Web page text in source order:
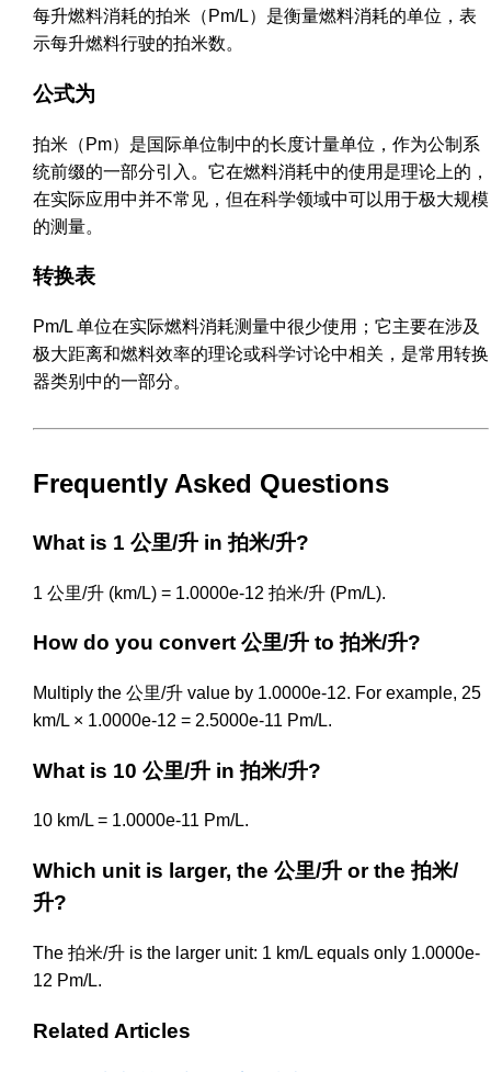
每升燃料消耗的拍米（Pm/L）是衡量燃料消耗的单位，表
示每升燃料行驶的拍米数。
公式为
拍米（Pm）是国际单位制中的长度计量单位，作为公制系
统前缀的一部分引入。它在燃料消耗中的使用是理论上的，
在实际应用中并不常见，但在科学领域中可以用于极大规模
的测量。
转换表
Pm/L 单位在实际燃料消耗测量中很少使用；它主要在涉及
极大距离和燃料效率的理论或科学讨论中相关，是常用转换
器类别中的一部分。
Frequently Asked Questions
What is 1 公里/升 in 拍米/升?
1 公里/升 (km/L) = 1.0000e-12 拍米/升 (Pm/L).
How do you convert 公里/升 to 拍米/升?
Multiply the 公里/升 value by 1.0000e-12. For example, 25
km/L × 1.0000e-12 = 2.5000e-11 Pm/L.
What is 10 公里/升 in 拍米/升?
10 km/L = 1.0000e-11 Pm/L.
Which unit is larger, the 公里/升 or the 拍米/
升?
The 拍米/升 is the larger unit: 1 km/L equals only 1.0000e-
12 Pm/L.
Related Articles